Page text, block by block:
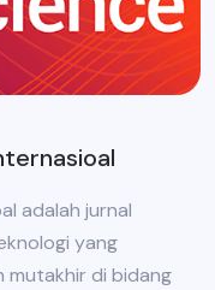
adalah jurnal
yang
mutakhir di bidang